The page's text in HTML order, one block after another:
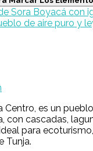
Centro, es un
con cascadas,
para
Tunja.